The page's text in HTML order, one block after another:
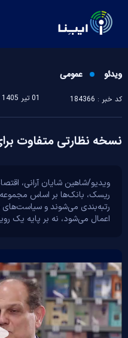
ویدئو عمومی
کد خبر : 184366 01 تير 1405 - 15:59
نسخه نظارتی متفاوت
ویدیو/شاهین شایان آرانی،
ریسک، بانک‌ها بر اساس
رتبه‌بندی می‌شوند و
اعمال می‌شود، نه بر پایه یک